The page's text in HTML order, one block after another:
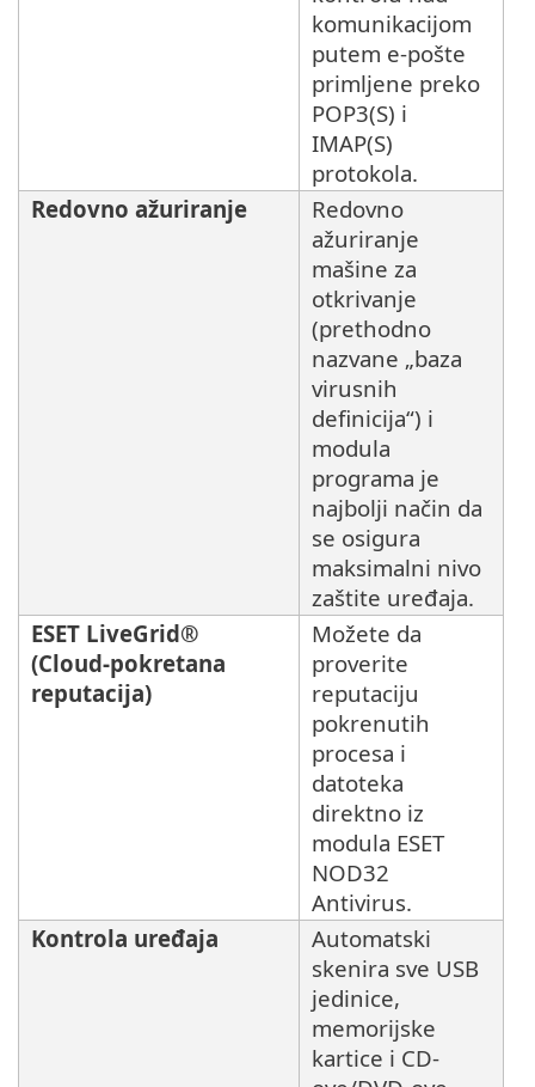
komunikacijom
putem e-pošte
primljene preko
POP3(S) i
IMAP(S)
protokola.
Redovno ažuriranje
Redovno
ažuriranje
mašine za
otkrivanje
(prethodno
nazvane „baza
virusnih
definicija“) i
modula
programa je
najbolji način da
se osigura
maksimalni nivo
zaštite uređaja.
ESET LiveGrid®
(Cloud-pokretana
reputacija)
Možete da
proverite
reputaciju
pokrenutih
procesa i
datoteka
direktno iz
modula ESET
NOD32
Antivirus.
Kontrola uređaja
Automatski
skenira sve USB
jedinice,
memorijske
kartice i CD-